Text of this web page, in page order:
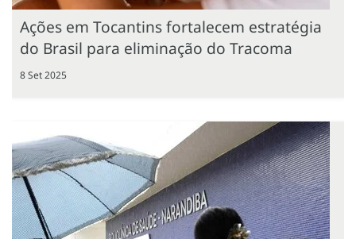
Ações em Tocantins fortalecem estratégia
do Brasil para eliminação do Tracoma
8 Set 2025